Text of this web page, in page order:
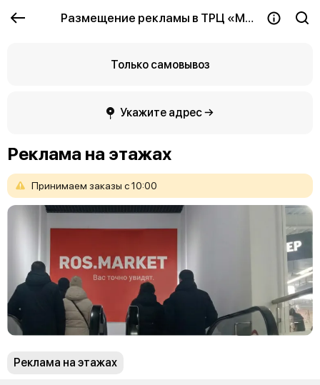
Размещение рекламы в ТРЦ «Мегаберёзка»
Только самовывоз
Укажите адрес →
Реклама на этажах
Принимаем заказы с10:00
Реклама на этажах